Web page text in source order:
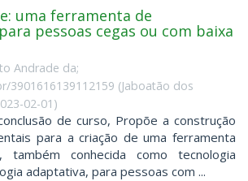
uma ferramenta de
pessoas cegas ou com baixa
Andrade da;
3901616139112159 (Jaboatão dos
02-01 )
de curso, Propõe a construção
para a criação de uma ferramenta
também conhecida como tecnologia
adaptativa, para pessoas com ...